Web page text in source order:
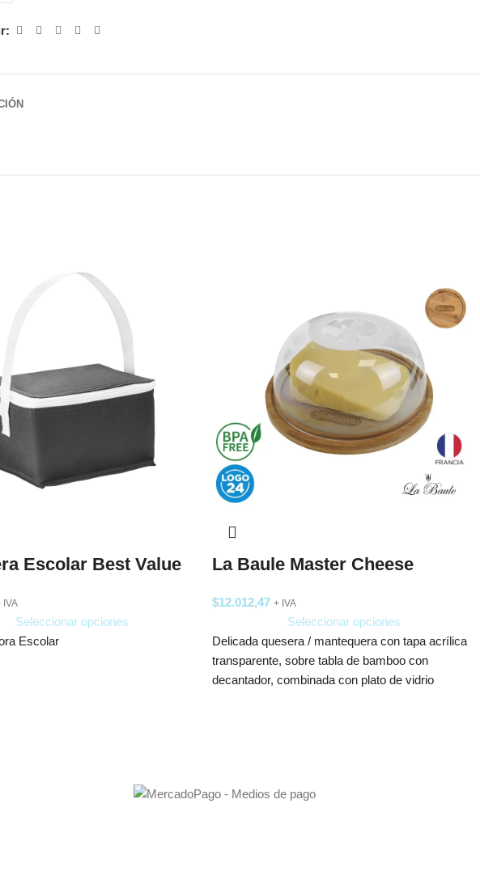
Escolar Best Value
IVA
Seleccionar opciones
Escolar
La Baule Master Cheese
$12.012,47 + IVA
Seleccionar opciones
Delicada quesera / mantequera con tapa acrílica
transparente, sobre tabla de bamboo con
decantador, combinada con plato de vidrio